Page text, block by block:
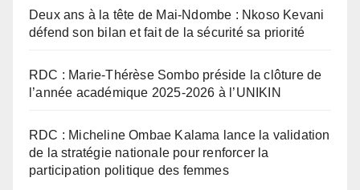
Deux ans à la tête de Mai-Ndombe : Nkoso Kevani
défend son bilan et fait de la sécurité sa priorité
RDC : Marie-Thérèse Sombo préside la clôture de
l’année académique 2025-2026 à l’UNIKIN
RDC : Micheline Ombae Kalama lance la validation
de la stratégie nationale pour renforcer la
participation politique des femmes